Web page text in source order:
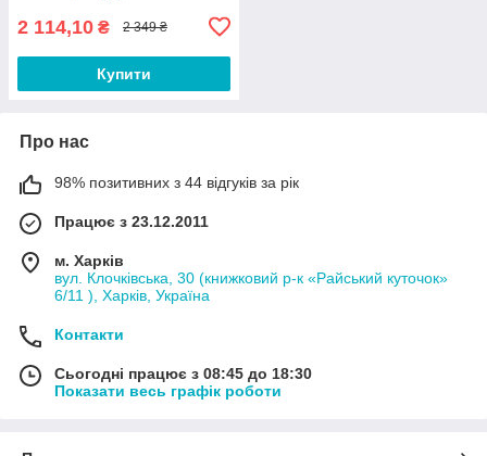
2 114,10 ₴ 2 349 ₴
Купити
Про нас
98% позитивних з 44 відгуків за рік
Працює з 23.12.2011
м. Харків
вул. Клочківська, 30 (книжковий р-к «Райський куточок»
6/11 ), Харків, Україна
Контакти
Сьогодні працює з 08:45 до 18:30
Показати весь графік роботи